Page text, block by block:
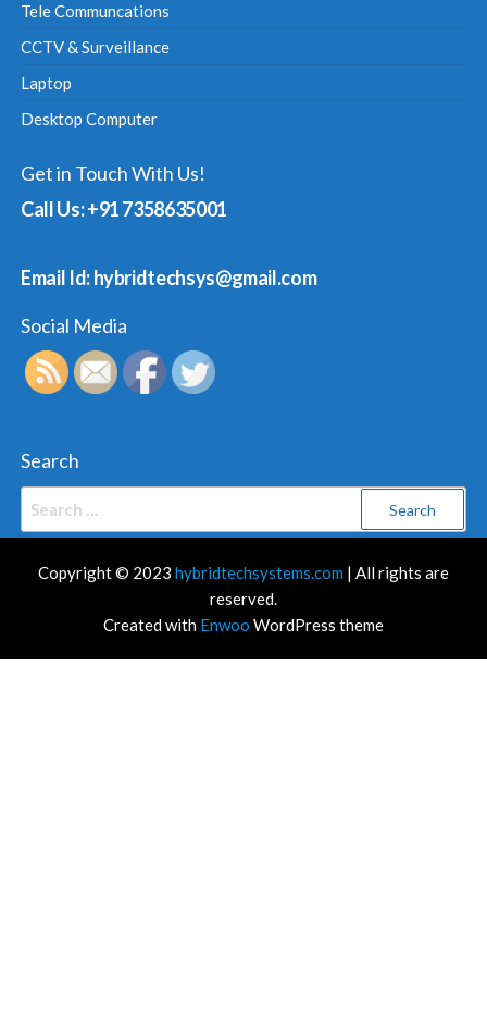
Tele Communcations
CCTV & Surveillance
Laptop
Desktop Computer
Get in Touch With Us!
Call Us: +91 7358635001
Email Id: hybridtechsys@gmail.com
Social Media
Search
Copyright © 2023 hybridtechsystems.com | All rights are
reserved.
Created with Enwoo WordPress theme